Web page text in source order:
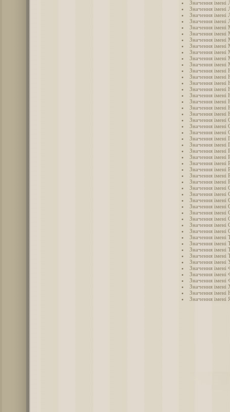
Значення імені
Значення імені
Значення імені
Значення імені
Значення імені
Значення імені
Значення імені
Значення імені
Значення імені
Значення імені
Значення імені
Значення імені
Значення імені
Значення імені
Значення імені
Значення імені
Значення імені
Значення імені
Значення імені
Значення імені
Значення імені
Значення імені
Значення імені
Значення імені
Значення імені
Значення імені
Значення імені
Значення імені
Значення імені
Значення імені
Значення імені
Значення імені
Значення імені
Значення імені
Значення імені
Значення імені
Значення імені
Значення імені
Значення імені
Значення імені
Значення імені
Значення імені
Значення імені
Значення імені
Значення імені
Значення імені
Значення імені
Значення імені
Значення імені